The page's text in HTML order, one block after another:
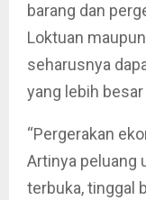
barang dan
Loktuan
seharusnya
yang lebih
“Pergerakan
Artinya peluang
terbuka, tinggal